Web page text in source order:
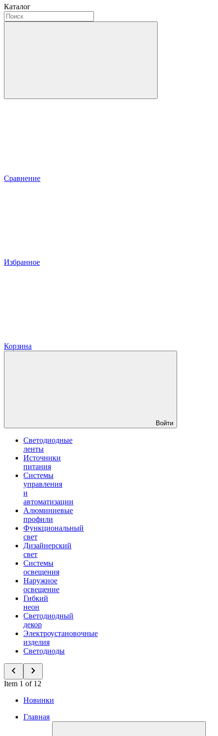
Каталог
Сравнение
Избранное
Корзина
Войти
Светодиодные
ленты
Источники
питания
Системы
управления
и
автоматизации
Алюминиевые
профили
Функциональный
свет
Дизайнерский
свет
Системы
освещения
Наружное
освещение
Гибкий
неон
Светодиодный
декор
Электроустановочные
изделия
Светодиоды
Item 1 of 12
Новинки
Главная